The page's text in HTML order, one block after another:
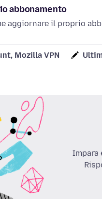
abbonamento
aggiornare il proprio
Mozilla VPN
Impara